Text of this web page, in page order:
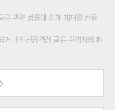
은 관련 법률에 의해 제재를 받을
거나 인신공격성 글은 관리자의 판